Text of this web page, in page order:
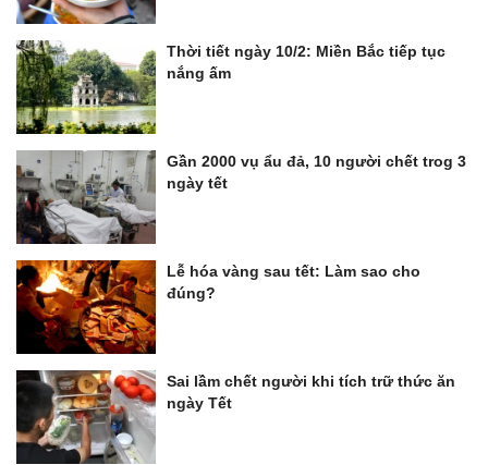
Thời tiết ngày 10/2: Miền Bắc tiếp tục
nắng ấm
Gần 2000 vụ ẩu đả, 10 người chết trog 3
ngày tết
Lễ hóa vàng sau tết: Làm sao cho
đúng?
Sai lầm chết người khi tích trữ thức ăn
ngày Tết